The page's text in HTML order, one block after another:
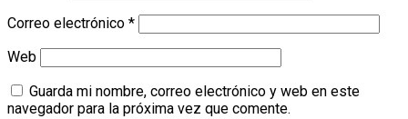
Correo electrónico *
Web
Guarda mi nombre, correo electrónico y web en este
navegador para la próxima vez que comente.